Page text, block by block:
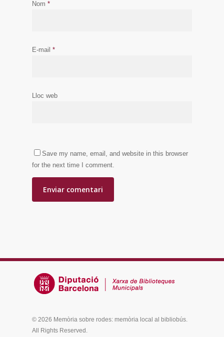
Nom *
E-mail *
Lloc web
Save my name, email, and website in this browser
for the next time I comment.
© 2026 Memòria sobre rodes: memòria local al bibliobús.
All Rights Reserved.